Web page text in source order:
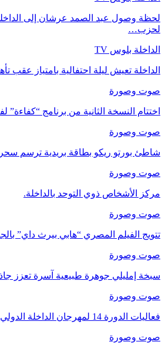
لحظة وصول عبد الصمد عرشان إلى
لحزب…
الداخلة بلوس TV
الداخلة تعيش ليلة احتفالية بامتياز عقب
صوت وصورة
اختتام النسخة الثانية من برنامج “كفاءة”
صوت وصورة
شاطئ بورتو ريكو بطاقة بريدية ترسم سحر
صوت وصورة
مركز الأشخاص ذوي التوحد بالداخلة.
صوت وصورة
تتويج الفيلم المصري “هابي بيرث داي”
صوت وصورة
سبخة إمليلي جوهرة طبيعية آسرة تعزز
صوت وصورة
فعاليات الدورة 14 لمهرجان الداخلة الدولي للفيلم
صوت وصورة